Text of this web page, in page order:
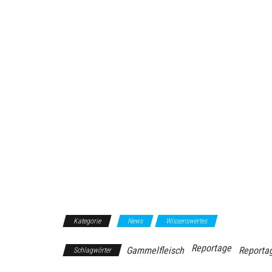
Kategorie News Wissenswertes
Schlagwörter Gammelfleisch Reportage